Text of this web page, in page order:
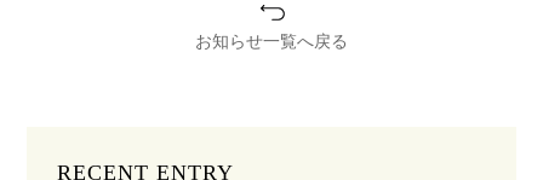
お知らせ一覧へ戻る
RECENT ENTRY